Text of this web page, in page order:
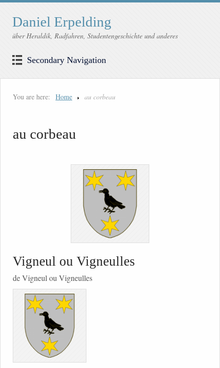
Daniel Erpelding
über Heraldik, Radfahren, Studentengeschichte und anderes
Secondary Navigation
You are here: Home au corbeau
au corbeau
Vigneul ou Vigneulles
de Vigneul ou Vigneulles